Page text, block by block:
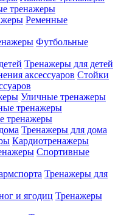
тренажеры
Ременные
Футбольные
Тренажеры для детей
Стойки
Уличные тренажеры
тренажеры
Тренажеры для дома
Кардиотренажеры
Спортивные
Тренажеры для
Тренажеры